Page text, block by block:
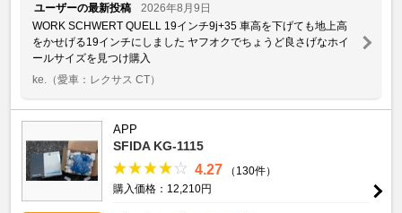
ユーザーの最新投稿
2026年8月9日
WORK SCHWERT QUELL 19インチ9j+35 車高を下げても地上高
をかせげる19インチにしました ヤフオクでちょうど良さげなホイ
ールサイズを見つけ購入
ke.
（愛車：レクサス CT）
APP
SFIDA KG-1115
4.27
（130件）
購入価格：12,210円